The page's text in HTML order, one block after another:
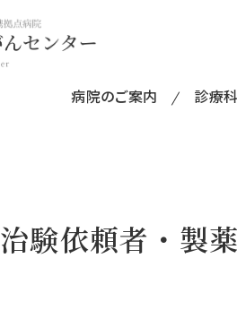
病院のご案内 診療
治験依頼者・製